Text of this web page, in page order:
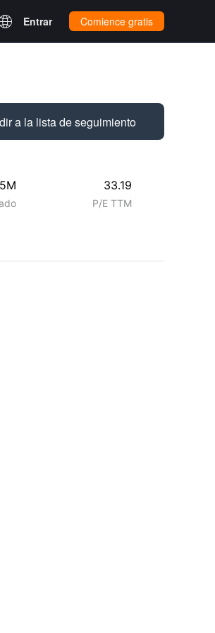
Entrar Comience gratis
a la lista de seguimiento
33.19
P/E TTM